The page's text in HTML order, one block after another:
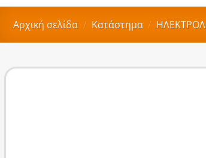
Αρχική σελίδα / Κατάστημα /